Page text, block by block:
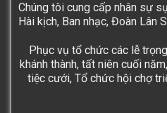
Chúng tôi cung cấp nhân sự
Hài kịch, Ban nhạc, Đoàn Lân
Phục vụ tổ chức các lễ
khánh thành, tất niên cuối
tiệc cưới, Tổ chức hội chợ